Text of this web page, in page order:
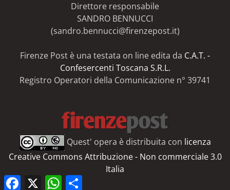
Direttore responsabile
SANDRO BENNUCCI
(sandro.bennucci@firenzepost.it)
Firenze Post è una testata on line edita da C.A.T. -
Confesercenti Toscana S.R.L.
Registro Operatori della Comunicazione n° 39741
Quest' opera è distribuita con licenza
Creative Commons Attribuzione - Non commerciale 3.0
Italia
Facebook
X WhatsApp